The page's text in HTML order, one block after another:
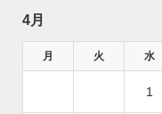
4月
月 火 水
1